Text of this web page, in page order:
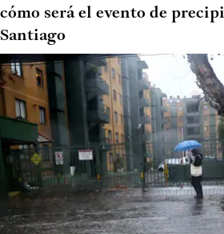
cómo será el evento de
Santiago